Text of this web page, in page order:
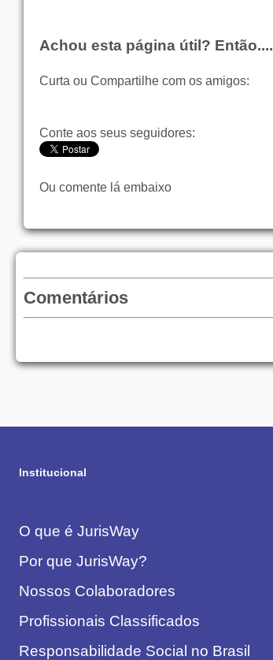
Achou esta página útil? Então....
Curta ou Compartilhe com os amigos:
Conte aos seus seguidores:
Ou comente lá embaixo
Comentários
Institucional
O que é JurisWay
Por que JurisWay?
Nossos Colaboradores
Profissionais Classificados
Responsabilidade Social no Brasil